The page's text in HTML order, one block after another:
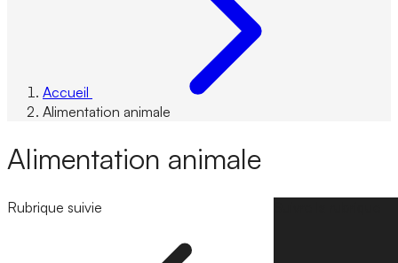
Accueil
Alimentation animale
Alimentation animale
Rubrique suivie